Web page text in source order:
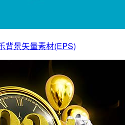
背景矢量素材(EPS)